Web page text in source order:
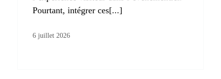
Pourtant, intégrer ces[...]
6 juillet 2026